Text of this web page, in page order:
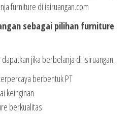
furniture di isiruangan.com
sebagai pilihan furniture
jika berbelanja di isiruangan.
berbentuk PT
keinginan
berkualitas